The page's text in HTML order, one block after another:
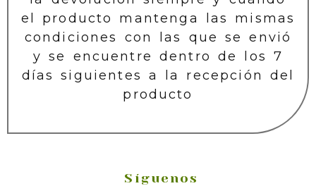
el producto mantenga las mismas
condiciones con las que se envió
y se encuentre dentro de los 7
días siguientes a la recepción del
producto
Síguenos